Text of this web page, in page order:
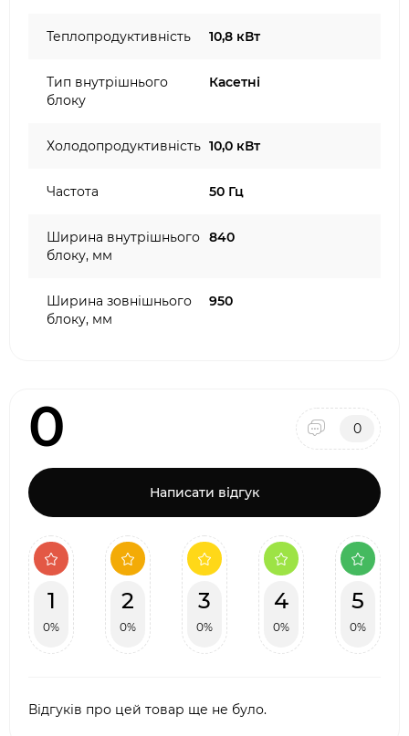
Теплопродуктивність 10,8 кВт
Тип внутрішнього
блоку
Касетні
Холодопродуктивність 10,0 кВт
Частота 50 Гц
Ширина внутрішнього
блоку, мм
840
Ширина зовнішнього
блоку, мм
950
0 0
Написати відгук
1
0%
2
0%
3
0%
4
0%
5
0%
Відгуків про цей товар ще не було.